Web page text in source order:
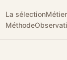
La sélection
Méthode